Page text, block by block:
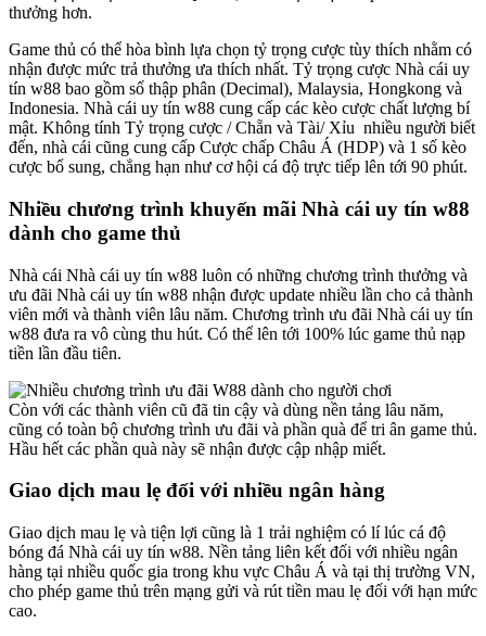
thưởng hơn.
Game thủ có thể hòa bình lựa chọn tỷ trọng cược tùy thích nhằm có
nhận được mức trả thưởng ưa thích nhất. Tỷ trọng cược Nhà cái uy
tín w88 bao gồm số thập phân (Decimal), Malaysia, Hongkong và
Indonesia. Nhà cái uy tín w88 cung cấp các kèo cược chất lượng bí
mật. Không tính Tỷ trọng cược / Chẵn và Tài/ Xỉu nhiều người biết
đến, nhà cái cũng cung cấp Cược chấp Châu Á (HDP) và 1 số kèo
cược bổ sung, chẳng hạn như cơ hội cá độ trực tiếp lên tới 90 phút.
Nhiều chương trình khuyến mãi Nhà cái uy tín w88
dành cho game thủ
Nhà cái Nhà cái uy tín w88 luôn có những chương trình thưởng và
ưu đãi Nhà cái uy tín w88 nhận được update nhiều lần cho cả thành
viên mới và thành viên lâu năm. Chương trình ưu đãi Nhà cái uy tín
w88 đưa ra vô cùng thu hút. Có thể lên tới 100% lúc game thủ nạp
tiền lần đầu tiên.
Còn với các thành viên cũ đã tin cậy và dùng nền tảng lâu năm,
cũng có toàn bộ chương trình ưu đãi và phần quà để tri ân game thủ.
Hầu hết các phần quà này sẽ nhận được cập nhập miết.
Giao dịch mau lẹ đối với nhiều ngân hàng
Giao dịch mau lẹ và tiện lợi cũng là 1 trải nghiệm có lí lúc cá độ
bóng đá Nhà cái uy tín w88. Nền tảng liên kết đối với nhiều ngân
hàng tại nhiều quốc gia trong khu vực Châu Á và tại thị trường VN,
cho phép game thủ trên mạng gửi và rút tiền mau lẹ đối với hạn mức
cao.